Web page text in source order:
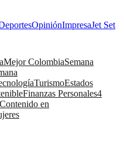
OpiniónImpresaJet Set
Mejor ColombiaSemana
TurismoEstados
Finanzas Personales4
Contenido en